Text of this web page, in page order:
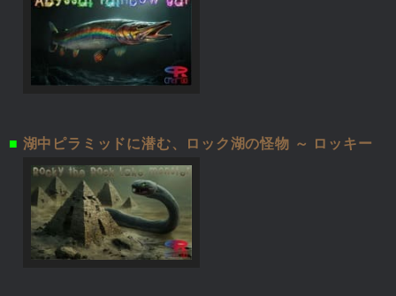
■ 湖中ピラミッドに潜む、ロック湖の怪物 ～ ロッキー